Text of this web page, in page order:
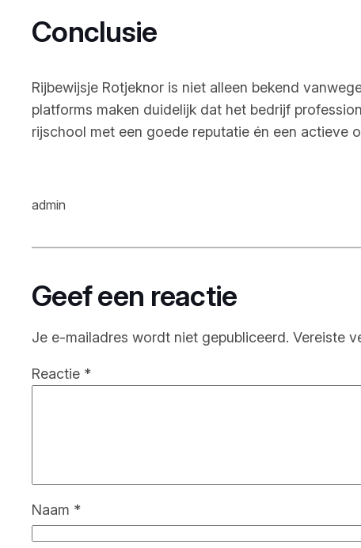
Conclusie
Rijbewijsje Rotjeknor is niet alleen bekend
platforms maken duidelijk dat het bedrijf
rijschool met een goede reputatie én een actieve
admin
Geef een reactie
Je e-mailadres wordt niet gepubliceerd. Vereiste
Reactie *
Naam *